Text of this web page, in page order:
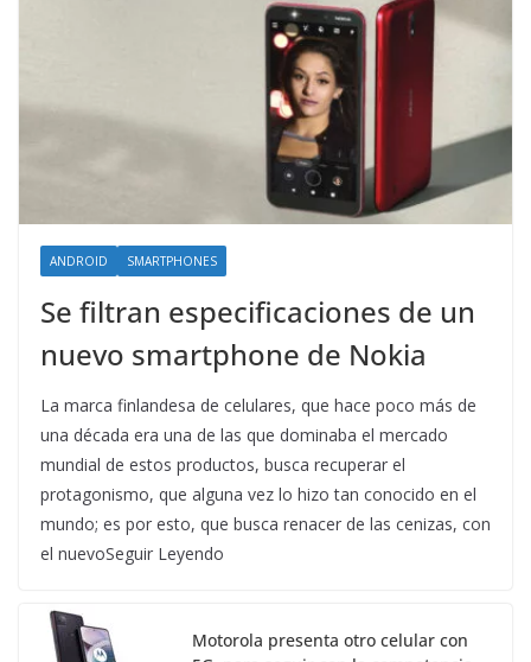
ANDROID SMARTPHONES
Se filtran especificaciones de un
nuevo smartphone de Nokia
La marca finlandesa de celulares, que hace poco más de
una década era una de las que dominaba el mercado
mundial de estos productos, busca recuperar el
protagonismo, que alguna vez lo hizo tan conocido en el
mundo; es por esto, que busca renacer de las cenizas, con
el nuevoSeguir Leyendo
Motorola presenta otro celular con